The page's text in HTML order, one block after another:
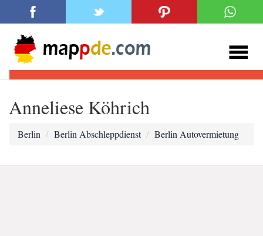
Anneliese Köhrich
Berlin Berlin Abschleppdienst Berlin Autovermietung